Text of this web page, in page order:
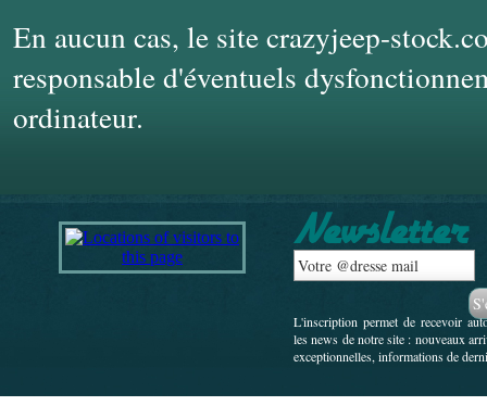
En aucun cas, le site crazyjeep-
responsable d'éventuels
ordinateur.
L'inscription permet de recevoir
les news de notre site : nouveaux
exceptionnelles, informations de